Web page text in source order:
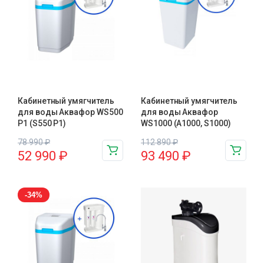
Кабинетный умягчитель
для воды Аквафор WS500
P1 (S550 P1)
78 990₽
52 990 ₽
Кабинетный умягчитель
для воды Аквафор
WS1000 (А1000, S1000)
112 890₽
93 490 ₽
-34%